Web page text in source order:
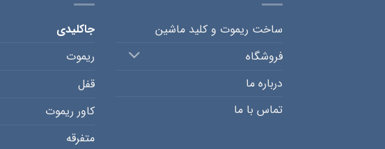
ساخت ریموت و کلید ماشین
فروشگاه
درباره ما
تماس با ما
جاکلیدی
ریموت
قفل
کاور ریموت
متفرقه